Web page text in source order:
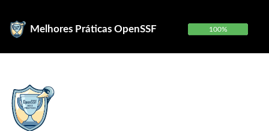
Melhores Práticas OpenSSF 100%